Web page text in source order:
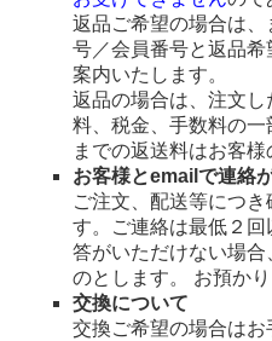
返品ご希望の場合は
号／会員番号と返品
案内いたします。
返品の場合は、注文
料、税金、手数料の一
までの返送料はお客
お客様とemailで連絡
ご注文、配送等につ
す。ご連絡は最低２
答がいただけない場
のとします。 お預か
交換について
交換ご希望の場合は